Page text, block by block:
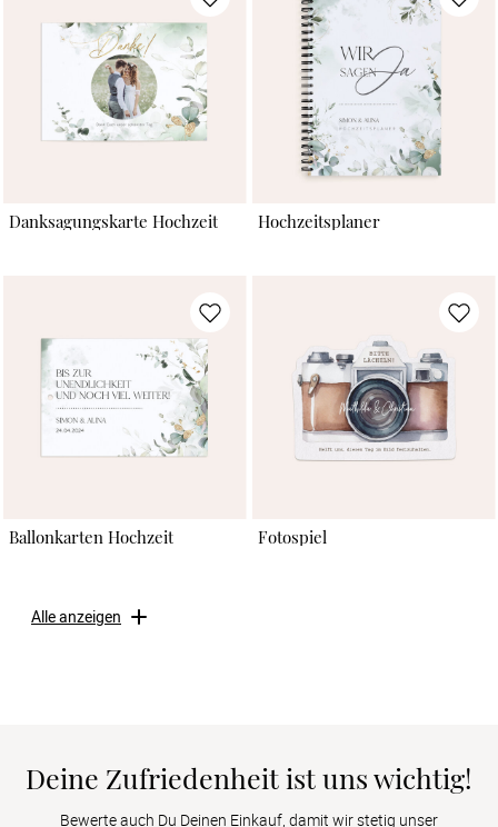
Danksagungskarte Hochzeit Hochzeitsplaner
Ballonkarten Hochzeit Fotospiel
Alle anzeigen
Deine Zufriedenheit ist uns wichtig!
Bewerte auch Du Deinen Einkauf, damit wir stetig unser